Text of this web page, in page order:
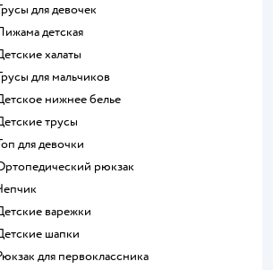
Трусы для девочек
Пижама детская
Детские халаты
Трусы для мальчиков
Детское нижнее белье
Детские трусы
Топ для девочки
Ортопедический рюкзак
Чепчик
Детские варежки
Детские шапки
Рюкзак для первоклассника